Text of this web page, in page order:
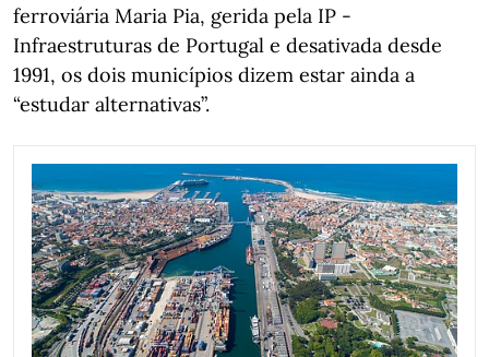
ferroviária Maria Pia, gerida pela IP -
Infraestruturas de Portugal e desativada desde
1991, os dois municípios dizem estar ainda a
“estudar alternativas”.